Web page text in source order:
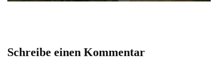
Schreibe einen Kommentar